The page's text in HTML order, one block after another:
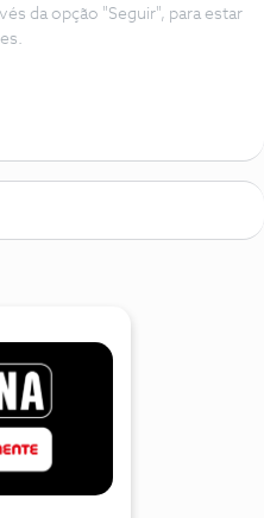
da opção "Seguir", para estar